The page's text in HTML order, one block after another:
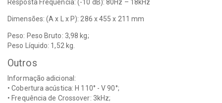
Resposta Frequência: (-10 dB): 80Hz – 18kHz
Dimensões: (A x L x P): 286 x 455 x 211 mm
Peso: Peso Bruto: 3,98 kg;
Peso Líquido: 1,52 kg.
Outros
Informação adicional:
• Cobertura acústica: H 110° - V 90°;
• Frequência de Crossover: 3kHz;